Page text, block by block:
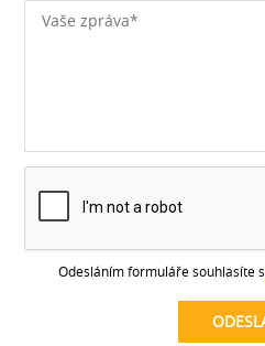
Odesláním formuláře souhlasíte s